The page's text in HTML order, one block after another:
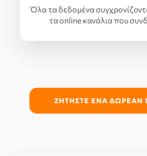
Όλα τα δεδομένα
τα online κανάλια που
ΖΗΤΉΣΤΕ ΕΝΑ ΔΩΡΕΑΝ